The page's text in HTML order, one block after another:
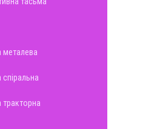
металева
спіральна
тракторна